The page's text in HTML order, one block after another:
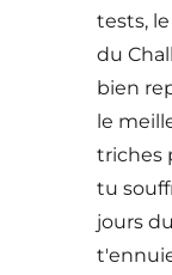
tests,
du
bien
le
triches
tu
jours